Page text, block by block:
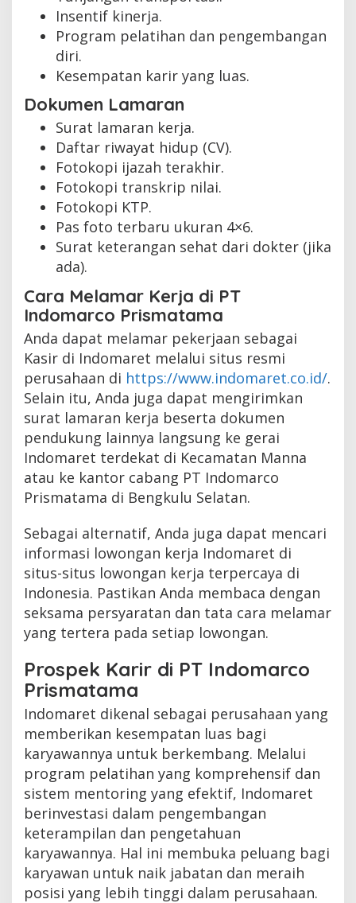
Insentif kinerja.
Program pelatihan dan pengembangan
diri.
Kesempatan karir yang luas.
Dokumen Lamaran
Surat lamaran kerja.
Daftar riwayat hidup (CV).
Fotokopi ijazah terakhir.
Fotokopi transkrip nilai.
Fotokopi KTP.
Pas foto terbaru ukuran 4×6.
Surat keterangan sehat dari dokter (jika
ada).
Cara Melamar Kerja di PT
Indomarco Prismatama
Anda dapat melamar pekerjaan sebagai
Kasir di Indomaret melalui situs resmi
perusahaan di https://www.indomaret.co.id/.
Selain itu, Anda juga dapat mengirimkan
surat lamaran kerja beserta dokumen
pendukung lainnya langsung ke gerai
Indomaret terdekat di Kecamatan Manna
atau ke kantor cabang PT Indomarco
Prismatama di Bengkulu Selatan.
Sebagai alternatif, Anda juga dapat mencari
informasi lowongan kerja Indomaret di
situs-situs lowongan kerja terpercaya di
Indonesia. Pastikan Anda membaca dengan
seksama persyaratan dan tata cara melamar
yang tertera pada setiap lowongan.
Prospek Karir di PT Indomarco
Prismatama
Indomaret dikenal sebagai perusahaan yang
memberikan kesempatan luas bagi
karyawannya untuk berkembang. Melalui
program pelatihan yang komprehensif dan
sistem mentoring yang efektif, Indomaret
berinvestasi dalam pengembangan
keterampilan dan pengetahuan
karyawannya. Hal ini membuka peluang bagi
karyawan untuk naik jabatan dan meraih
posisi yang lebih tinggi dalam perusahaan.